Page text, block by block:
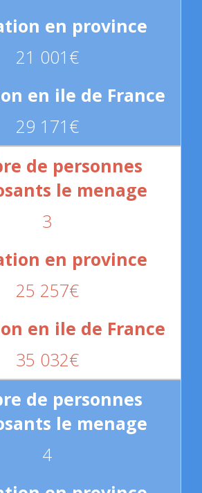
21 001€
29 171€
3
25 257€
35 032€
4